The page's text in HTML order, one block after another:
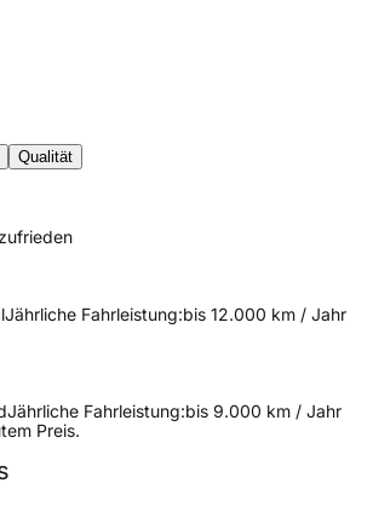
Qualität
Jährliche Fahrleistung:bis 12.000 km / Jahr
Jährliche Fahrleistung:bis 9.000 km / Jahr
Preis.